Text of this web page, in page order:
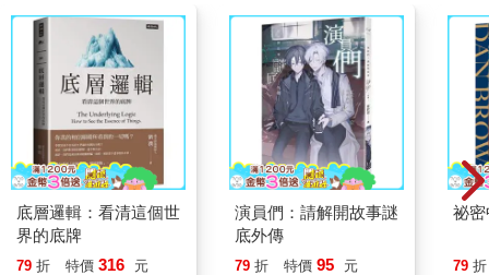
底層邏輯：看清這個世
界的底牌
79 折 特價 316 元
演員們：請解開故事謎
底外傳
79 折 特價 95 元
祕
79 折